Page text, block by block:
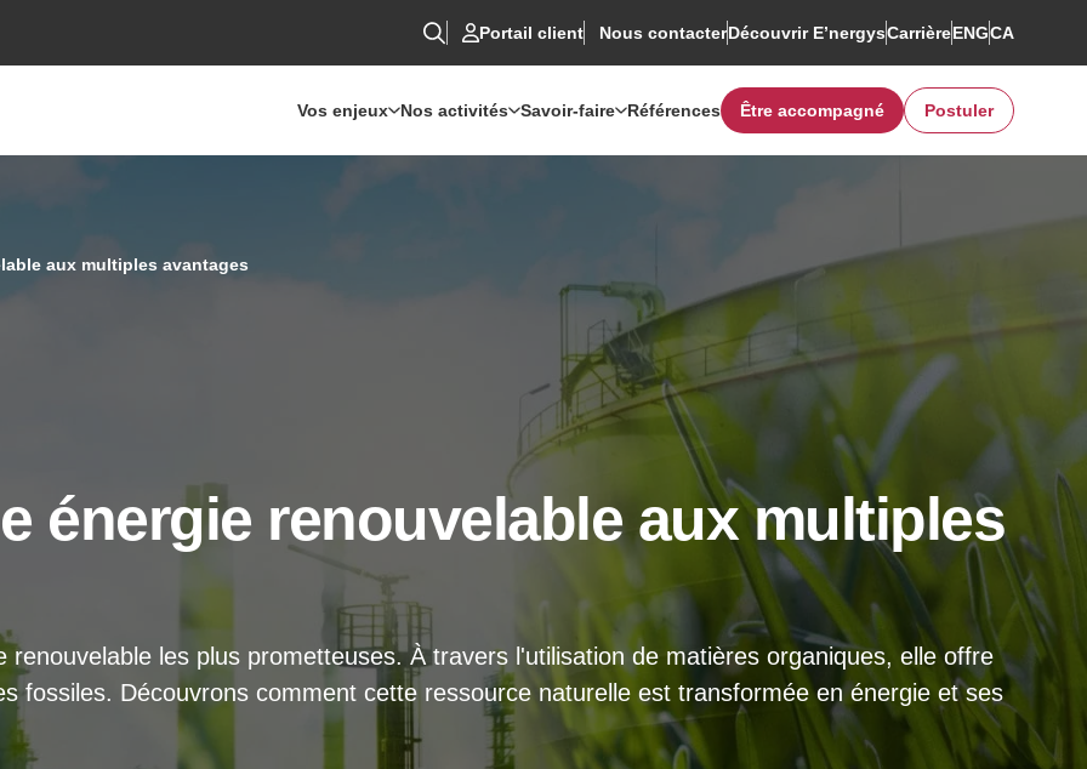
Rechercher
Portail client Nous contacterDécouvrir E’nergysCarrièreENGCA
Vos enjeux Nos activités Savoir-faire Références Être accompagné Postuler
aux multiples avantages
énergie renouvelable aux multiples
les plus prometteuses. À travers l'utilisation de matières organiques, elle offre
fossiles. Découvrons comment cette ressource naturelle est transformée en énergie et ses